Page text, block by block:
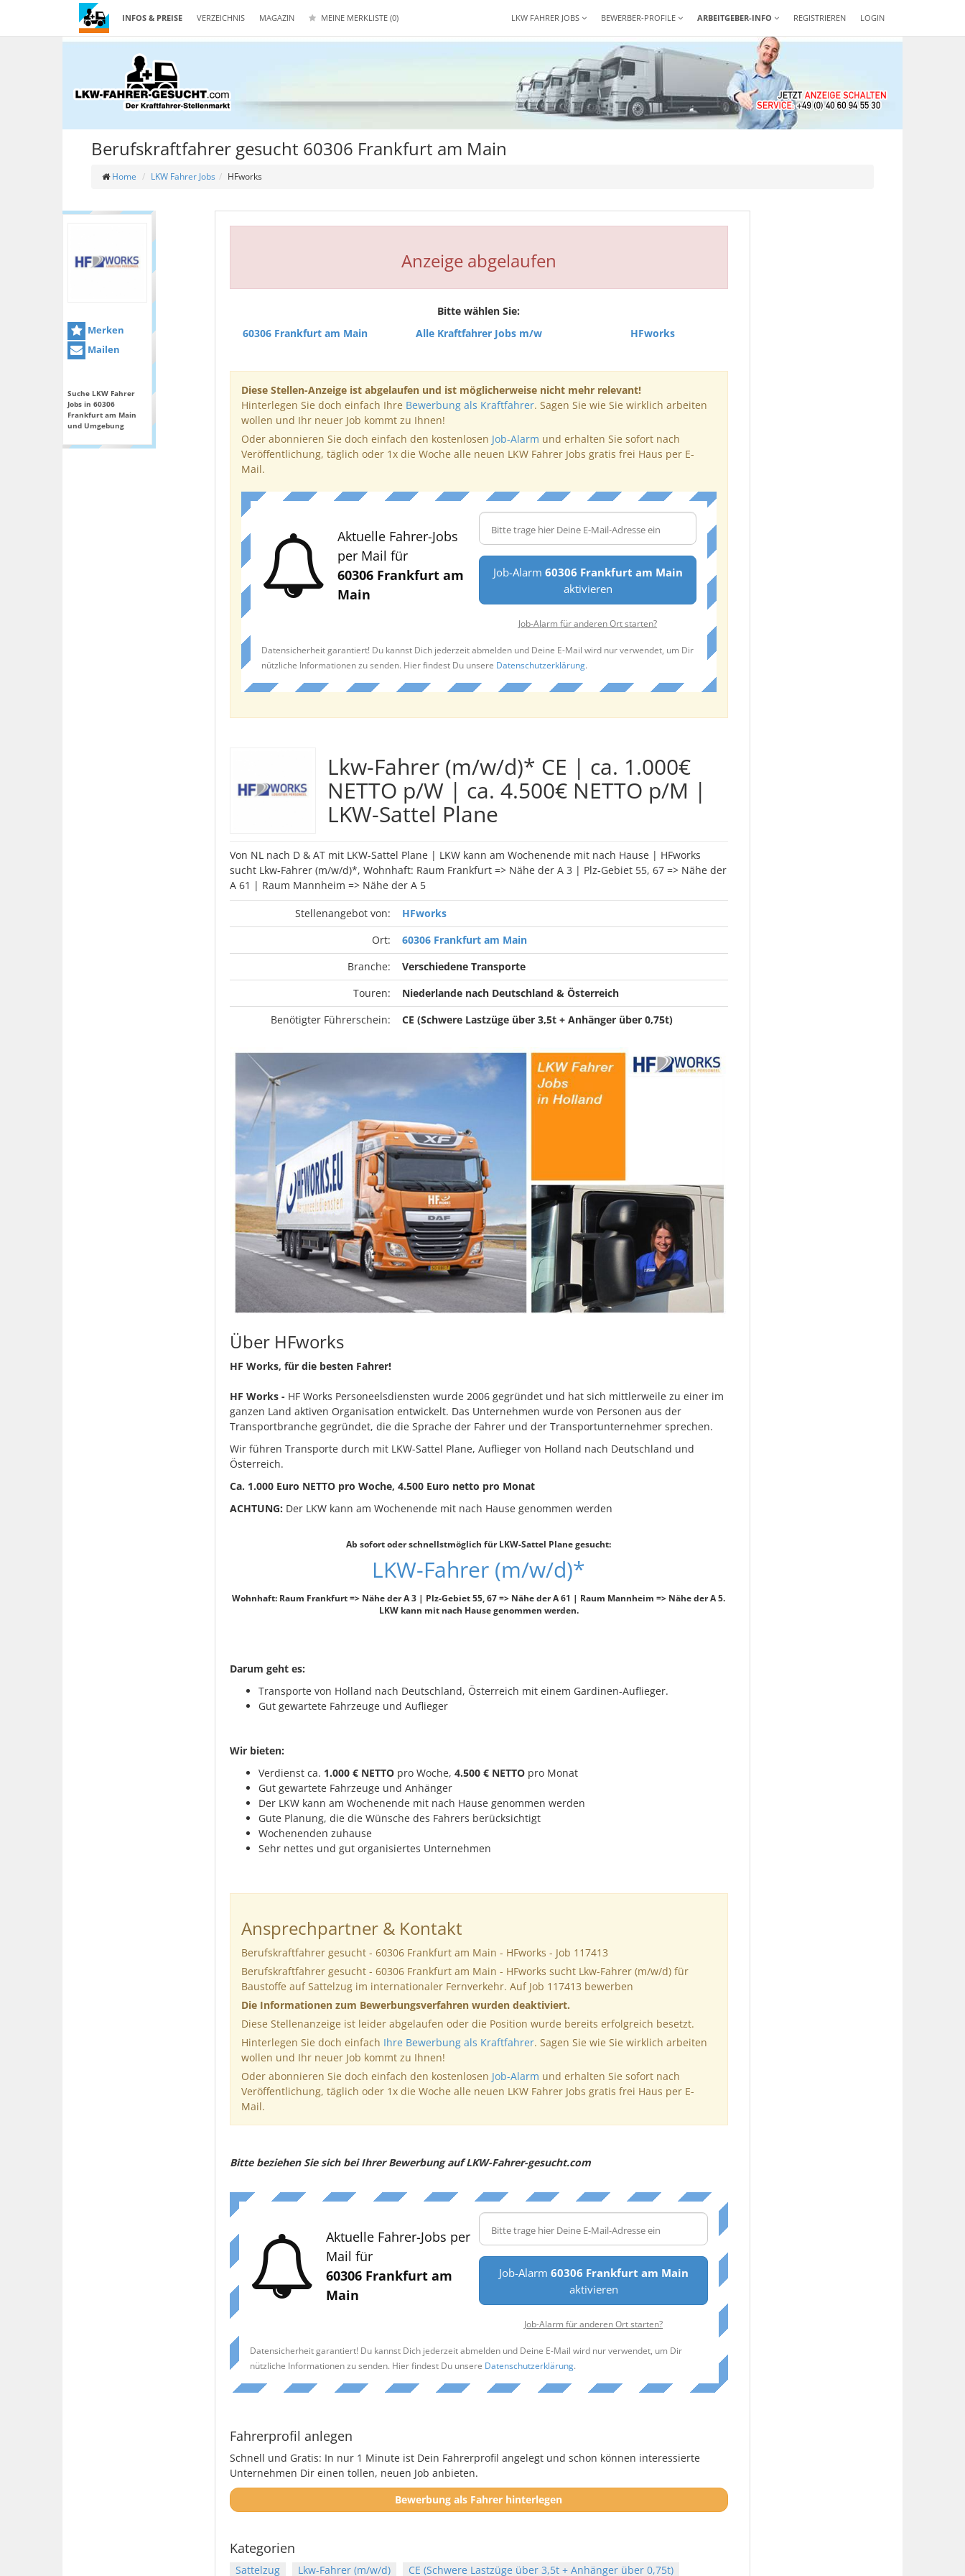
INFOS & PREISE VERZEICHNIS MAGAZIN MEINE MERKLISTE (0) REGISTRIEREN LOGIN
LKW FAHRER JOBS BEWERBER-PROFILE ARBEITGEBER-INFO
Berufskraftfahrer gesucht 60306 Frankfurt am Main
Home LKW Fahrer Jobs HFworks
Merken
Mailen
Suche LKW Fahrer
Jobs in 60306
Frankfurt am Main
und Umgebung
Anzeige abgelaufen
Bitte wählen Sie:
60306 Frankfurt am Main
Alle Kraftfahrer Jobs m/w HFworks
Diese Stellen-Anzeige ist abgelaufen und ist möglicherweise nicht mehr relevant!
Hinterlegen Sie doch einfach Ihre Bewerbung als Kraftfahrer. Sagen Sie wie Sie wirklich arbeiten
wollen und Ihr neuer Job kommt zu Ihnen!
Oder abonnieren Sie doch einfach den kostenlosen Job-Alarm und erhalten Sie sofort nach
Veröffentlichung, täglich oder 1x die Woche alle neuen LKW Fahrer Jobs gratis frei Haus per E-
Mail.
Aktuelle Fahrer-Jobs
per Mail für
60306 Frankfurt am
Main
Job-Alarm 60306 Frankfurt am Main
aktivieren
Job-Alarm für anderen Ort starten?
Datensicherheit garantiert! Du kannst Dich jederzeit abmelden und Deine E-Mail wird nur verwendet, um Dir
nützliche Informationen zu senden. Hier findest Du unsere Datenschutzerklärung.
Lkw-Fahrer (m/w/d)* CE | ca. 1.000€
NETTO p/W | ca. 4.500€ NETTO p/M |
LKW-Sattel Plane
Von NL nach D & AT mit LKW-Sattel Plane | LKW kann am Wochenende mit nach Hause | HFworks
sucht Lkw-Fahrer (m/w/d)*, Wohnhaft: Raum Frankfurt => Nähe der A 3 | Plz-Gebiet 55, 67 => Nähe der
A 61 | Raum Mannheim => Nähe der A 5
Stellenangebot von:
HFworks
Ort:
60306 Frankfurt am Main
Branche:
Verschiedene Transporte
Touren:
Niederlande nach Deutschland & Österreich
Benötigter Führerschein:
CE (Schwere Lastzüge über 3,5t + Anhänger über 0,75t)
Über HFworks
HF Works, für die besten Fahrer!
HF Works - HF Works Personeelsdiensten wurde 2006 gegründet und hat sich mittlerweile zu einer im
ganzen Land aktiven Organisation entwickelt. Das Unternehmen wurde von Personen aus der
Transportbranche gegründet, die die Sprache der Fahrer und der Transportunternehmer sprechen.
Wir führen Transporte durch mit LKW-Sattel Plane, Auflieger von Holland nach Deutschland und
Österreich.
Ca. 1.000 Euro NETTO pro Woche, 4.500 Euro netto pro Monat
ACHTUNG: Der LKW kann am Wochenende mit nach Hause genommen werden
Ab sofort oder schnellstmöglich für LKW-Sattel Plane gesucht:
LKW-Fahrer (m/w/d)*
Wohnhaft: Raum Frankfurt => Nähe der A 3 | Plz-Gebiet 55, 67 => Nähe der A 61 | Raum Mannheim => Nähe der A 5.
LKW kann mit nach Hause genommen werden.
Darum geht es:
Transporte von Holland nach Deutschland, Österreich mit einem Gardinen-Auflieger.
Gut gewartete Fahrzeuge und Auflieger
Wir bieten:
Verdienst ca. 1.000 € NETTOpro Woche, 4.500 € NETTOpro Monat
Gut gewartete Fahrzeuge und Anhänger
Der LKW kann am Wochenende mit nach Hause genommen werden
Gute Planung, die die Wünsche des Fahrers berücksichtigt
Wochenenden zuhause
Sehr nettes und gut organisiertes Unternehmen
Ansprechpartner & Kontakt
Berufskraftfahrer gesucht - 60306 Frankfurt am Main - HFworks - Job 117413
Berufskraftfahrer gesucht - 60306 Frankfurt am Main - HFworks sucht Lkw-Fahrer (m/w/d) für
Baustoffe auf Sattelzug im internationaler Fernverkehr. Auf Job 117413 bewerben
Die Informationen zum Bewerbungsverfahren wurden deaktiviert.
Diese Stellenanzeige ist leider abgelaufen oder die Position wurde bereits erfolgreich besetzt.
Hinterlegen Sie doch einfach Ihre Bewerbung als Kraftfahrer. Sagen Sie wie Sie wirklich arbeiten
wollen und Ihr neuer Job kommt zu Ihnen!
Oder abonnieren Sie doch einfach den kostenlosen Job-Alarm und erhalten Sie sofort nach
Veröffentlichung, täglich oder 1x die Woche alle neuen LKW Fahrer Jobs gratis frei Haus per E-
Mail.
Bitte beziehen Sie sich bei Ihrer Bewerbung auf LKW-Fahrer-gesucht.com
Aktuelle Fahrer-Jobs per
Mail für
60306 Frankfurt am
Main
Job-Alarm 60306 Frankfurt am Main
aktivieren
Job-Alarm für anderen Ort starten?
Datensicherheit garantiert! Du kannst Dich jederzeit abmelden und Deine E-Mail wird nur verwendet, um Dir
nützliche Informationen zu senden. Hier findest Du unsere Datenschutzerklärung.
Fahrerprofil anlegen
Schnell und Gratis: In nur 1 Minute ist Dein Fahrerprofil angelegt und schon können interessierte
Unternehmen Dir einen tollen, neuen Job anbieten.
Bewerbung als Fahrer hinterlegen
Kategorien
Sattelzug Lkw-Fahrer (m/w/d) CE (Schwere Lastzüge über 3,5t + Anhänger über 0,75t)